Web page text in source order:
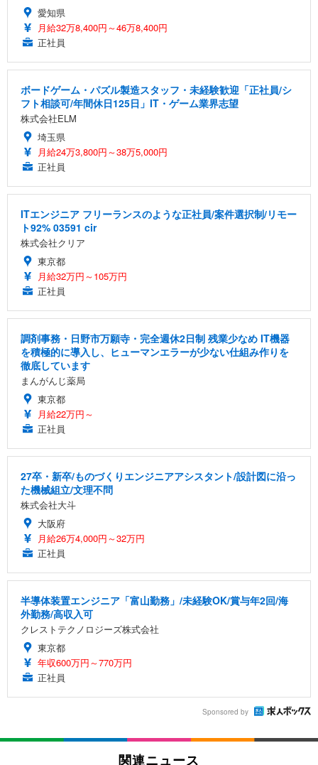
愛知県
月給32万8,400円～46万8,400円
正社員
ボードゲーム・パズル製造スタッフ・未経験歓迎「正社員/シ
フト相談可/年間休日125日」IT・ゲーム業界志望
株式会社ELM
埼玉県
月給24万3,800円～38万5,000円
正社員
ITエンジニア フリーランスのような正社員/案件選択制/リモー
ト92% 03591 cir
株式会社クリア
東京都
月給32万円～105万円
正社員
調剤事務・日野市万願寺・完全週休2日制 残業少なめ IT機器
を積極的に導入し、ヒューマンエラーが少ない仕組み作りを
徹底しています
まんがんじ薬局
東京都
月給22万円～
正社員
27卒・新卒/ものづくりエンジニアアシスタント/設計図に沿っ
た機械組立/文理不問
株式会社大斗
大阪府
月給26万4,000円～32万円
正社員
半導体装置エンジニア「富山勤務」/未経験OK/賞与年2回/海
外勤務/高収入可
クレストテクノロジーズ株式会社
東京都
年収600万円～770万円
正社員
Sponsored by
関連ニュース